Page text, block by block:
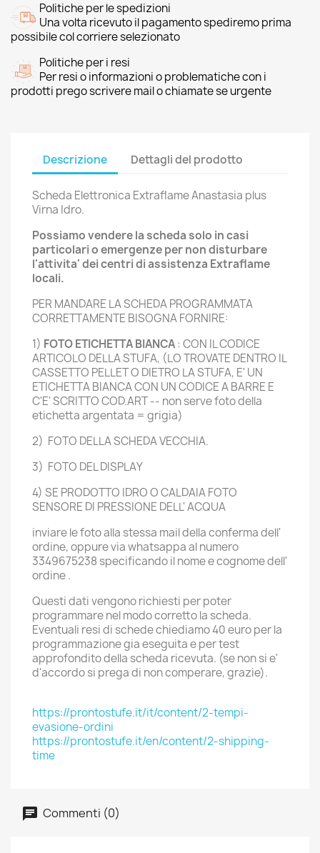
Politiche per le spedizioni
Una volta ricevuto il pagamento spediremo prima
possibile col corriere selezionato
Politiche per i resi
Per resi o informazioni o problematiche con i
prodotti prego scrivere mail o chiamate se urgente
Descrizione Dettagli del prodotto
Scheda Elettronica Extraflame Anastasia plus
Virna Idro.
Possiamo vendere la scheda solo in casi
particolari o emergenze per non disturbare
l'attivita' dei centri di assistenza Extraflame
locali.
PER MANDARE LA SCHEDA PROGRAMMATA
CORRETTAMENTE BISOGNA FORNIRE:
1) FOTO ETICHETTA BIANCA: CON IL CODICE
ARTICOLO DELLA STUFA, (LO TROVATE DENTRO IL
CASSETTO PELLET O DIETRO LA STUFA, E' UN
ETICHETTA BIANCA CON UN CODICE A BARRE E
C'E' SCRITTO COD.ART -- non serve foto della
etichetta argentata = grigia)
2) FOTO DELLA SCHEDA VECCHIA.
3) FOTO DEL DISPLAY
4) SE PRODOTTO IDRO O CALDAIA FOTO
SENSORE DI PRESSIONE DELL' ACQUA
inviare le foto alla stessa mail della conferma dell'
ordine, oppure via whatsappa al numero
3349675238 specificando il nome e cognome dell'
ordine .
Questi dati vengono richiesti per poter
programmare nel modo corretto la scheda.
Eventuali resi di schede chiediamo 40 euro per la
programmazione gia eseguita e per test
approfondito della scheda ricevuta. (se non si e'
d'accordo si prega di non comperare, grazie).
https://prontostufe.it/it/content/2-tempi-
evasione-ordini
https://prontostufe.it/en/content/2-shipping-
time
Commenti (0)